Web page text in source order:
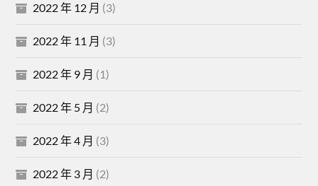
2022 年 12 月 (3)
2022 年 11 月 (3)
2022 年 9 月 (1)
2022 年 5 月 (2)
2022 年 4 月 (3)
2022 年 3 月 (2)